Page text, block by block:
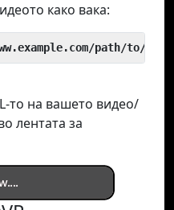
како вака:
path/to/
то на вашето видео/
лентата за